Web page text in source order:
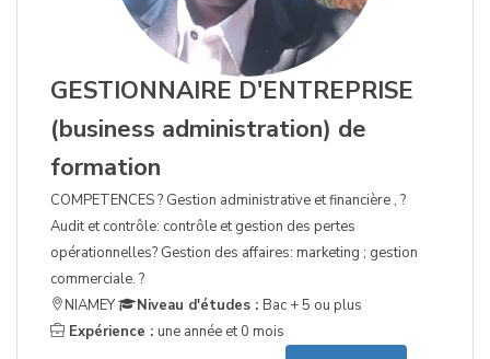
GESTIONNAIRE D'ENTREPRISE
(business administration) de
formation
COMPETENCES ? Gestion administrative et financière , ?
Audit et contrôle: contrôle et gestion des pertes
opérationnelles? Gestion des affaires: marketing ; gestion
commerciale. ?
NIAMEY
Niveau d'études : Bac + 5 ou plus
Expérience : une année et 0 mois